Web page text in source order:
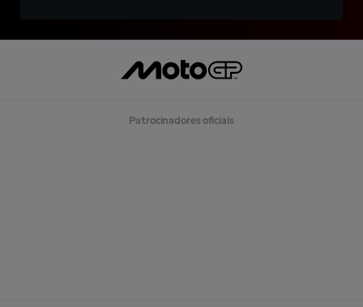
Patrocinadores oficiais